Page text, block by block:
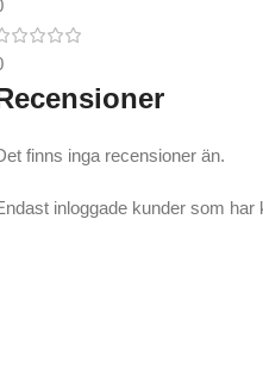
finns inga recensioner än.
inloggade kunder som